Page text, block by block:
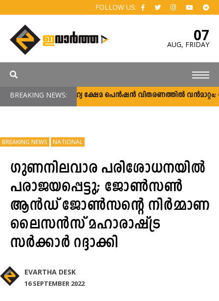
FOLLOW US:
07
AUG, FRIDAY
BREAKING NEWS:സാമൂഹ്യ ക്ഷേമ പെൻഷൻ വിതരണത്തിൽ വൻമാറ്റം;
BREAKING NEWS NATIONAL
ഗുണനിലവാര പരിശോധനയിൽ
പരാജയപ്പെട്ടു; ജോൺസൺ
ആൻഡ് ജോൺസന്റെ നിർമ്മാണ
ലൈസൻസ് മഹാരാഷ്ട്ര
സർക്കാർ റദ്ദാക്കി
EVARTHA DESK
16 SEPTEMBER 2022